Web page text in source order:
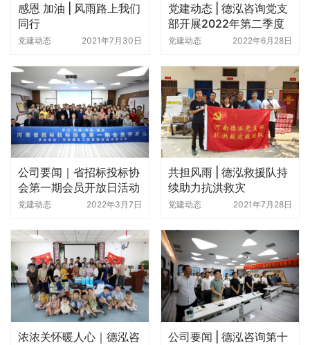
感恩 加油 | 风雨路上我们
同行
党建动态 2021年7月30日
党建动态 | 德泓咨询党支
部开展2022年第二季度
党员大会
党建动态 2022年6月28日
公司要闻｜省招标投标协
会第一期会员开放日活动
走进德泓咨询
党建动态 2022年3月7日
共担风雨 | 德泓救援队持
续助力抗洪救灾
党建动态 2021年7月28日
浓浓关怀暖人心｜德泓咨
公司要闻 | 德泓咨询第十